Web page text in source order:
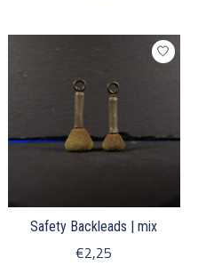
Safety Backleads | mix
€2,25